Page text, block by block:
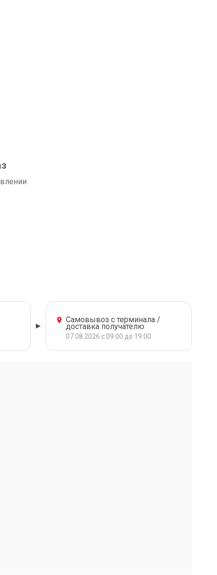
Самовывоз с терминала /
доставка получателю
07.08.2026 с 09:00 до 19:00